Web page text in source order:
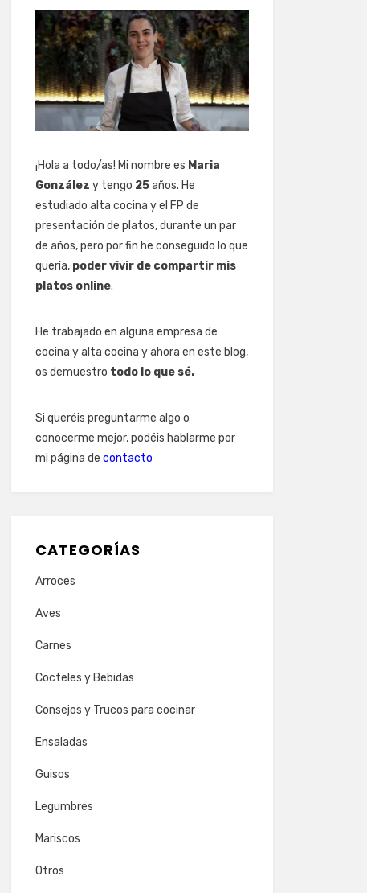
¡Hola a todo/as! Mi nombre es Maria
González y tengo 25años. He
estudiado alta cocina y el FP de
presentación de platos, durante un par
de años, pero por fin he conseguido lo que
quería, poder vivir de compartir mis
platos online.
He trabajado en alguna empresa de
cocina y alta cocina y ahora en este blog,
os demuestro todo lo que sé.
Si queréis preguntarme algo o
conocerme mejor, podéis hablarme por
mi página de contacto
CATEGORÍAS
Arroces
Aves
Carnes
Cocteles y Bebidas
Consejos y Trucos para cocinar
Ensaladas
Guisos
Legumbres
Mariscos
Otros